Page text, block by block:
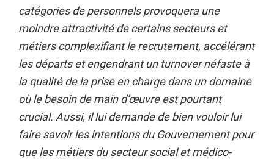
catégories de personnels provoquera une
moindre attractivité de certains secteurs et
métiers complexifiant le recrutement, accélérant
les départs et engendrant un turnover néfaste à
la qualité de la prise en charge dans un domaine
où le besoin de main d’œuvre est pourtant
crucial. Aussi, il lui demande de bien vouloir lui
faire savoir les intentions du Gouvernement pour
que les métiers du secteur social et médico-